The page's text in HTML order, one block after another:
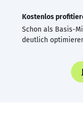
Kostenlos
Schon als Basis-
deutlich